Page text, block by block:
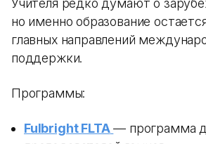
Учителя редко думают о
но именно образование
главных направлений
поддержки.
Программы:
Fulbright FLTA — программа